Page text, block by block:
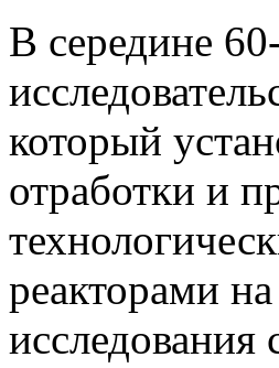
В середине
который
отработки и
реакторами